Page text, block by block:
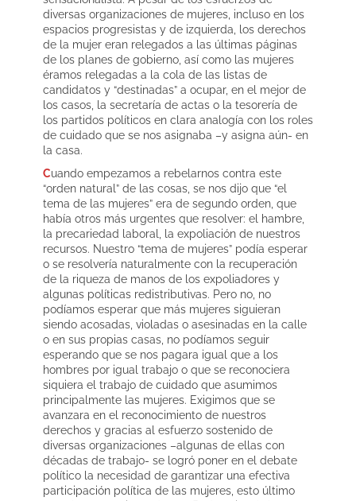
diversas organizaciones de mujeres, incluso en los
espacios progresistas y de izquierda, los derechos
de la mujer eran relegados a las últimas páginas
de los planes de gobierno, así como las mujeres
éramos relegadas a la cola de las listas de
candidatos y “destinadas” a ocupar, en el mejor de
los casos, la secretaría de actas o la tesorería de
los partidos políticos en clara analogía con los roles
de cuidado que se nos asignaba –y asigna aún- en
la casa.
Cuando empezamos a rebelarnos contra este
“orden natural” de las cosas, se nos dijo que “el
tema de las mujeres” era de segundo orden, que
había otros más urgentes que resolver: el hambre,
la precariedad laboral, la expoliación de nuestros
recursos. Nuestro “tema de mujeres” podía esperar
o se resolvería naturalmente con la recuperación
de la riqueza de manos de los expoliadores y
algunas políticas redistributivas. Pero no, no
podíamos esperar que más mujeres siguieran
siendo acosadas, violadas o asesinadas en la calle
o en sus propias casas, no podíamos seguir
esperando que se nos pagara igual que a los
hombres por igual trabajo o que se reconociera
siquiera el trabajo de cuidado que asumimos
principalmente las mujeres. Exigimos que se
avanzara en el reconocimiento de nuestros
derechos y gracias al esfuerzo sostenido de
diversas organizaciones –algunas de ellas con
décadas de trabajo- se logró poner en el debate
político la necesidad de garantizar una efectiva
participación política de las mujeres, esto último